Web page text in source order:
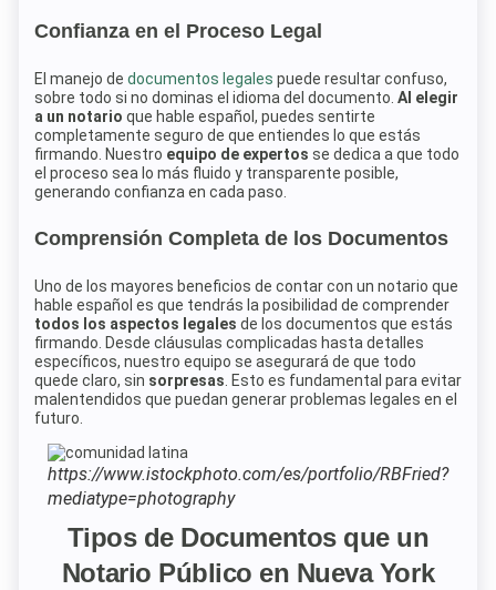
Confianza en el Proceso Legal
El manejo de documentos legales puede resultar confuso,
sobre todo si no dominas el idioma del documento. Al elegir
a un notario que hable español, puedes sentirte
completamente seguro de que entiendes lo que estás
firmando. Nuestro equipo de expertos se dedica a que todo
el proceso sea lo más fluido y transparente posible,
generando confianza en cada paso.
Comprensión Completa de los Documentos
Uno de los mayores beneficios de contar con un notario que
hable español es que tendrás la posibilidad de comprender
todos los aspectos legales de los documentos que estás
firmando. Desde cláusulas complicadas hasta detalles
específicos, nuestro equipo se asegurará de que todo
quede claro, sin sorpresas . Esto es fundamental para evitar
malentendidos que puedan generar problemas legales en el
futuro.
https://www.istockphoto.com/es/portfolio/RBFried?
mediatype=photography
Tipos de Documentos que un
Notario Público en Nueva York